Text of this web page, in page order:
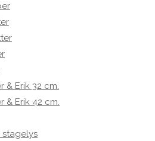
& Erik 32 cm.
& Erik 42 cm.
stagelys